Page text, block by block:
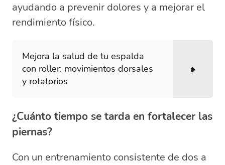
ayudando a prevenir dolores y a mejorar el
rendimiento físico.
Mejora la salud de tu espalda
con roller: movimientos dorsales
y rotatorios
¿Cuánto tiempo se tarda en fortalecer las
piernas?
Con un entrenamiento consistente de dos a